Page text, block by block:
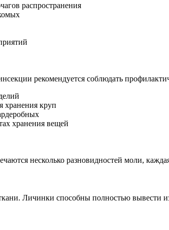
распространения
рекомендуется соблюдать
хранения круп
хранения вещей
несколько разновидностей моли,
Личинки способны полностью вывести